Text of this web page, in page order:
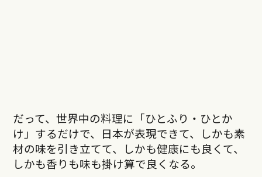
だって、世界中の料理に「ひとふり・ひとか
け」するだけで、日本が表現できて、しかも素
材の味を引き立てて、しかも健康にも良くて、
しかも香りも味も掛け算で良くなる。